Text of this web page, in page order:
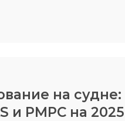
на судне:
и РМРС на 2025